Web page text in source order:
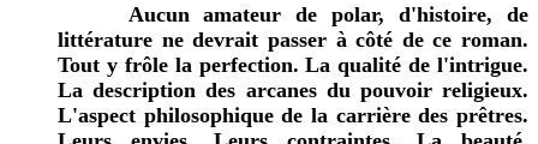
Aucun amateur de polar, d'histoire, de
littérature ne devrait passer à côté de ce roman.
Tout y frôle la perfection. La qualité de l'intrigue.
La description des arcanes du pouvoir religieux.
L'aspect philosophique de la carrière des prêtres.